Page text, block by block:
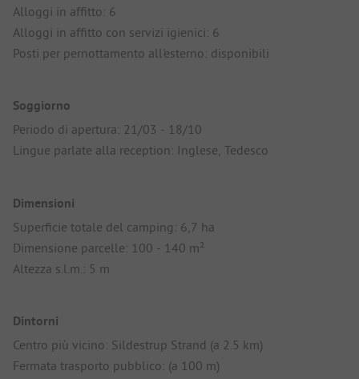
Alloggi in affitto: 6
Alloggi in affitto con servizi igienici: 6
Posti per pernottamento all'esterno: disponibili
Soggiorno
Periodo di apertura: 21/03 - 18/10
Lingue parlate alla reception: Inglese, Tedesco
Dimensioni
Superficie totale del camping: 6,7 ha
Dimensione parcelle: 100 - 140 m²
Altezza s.l.m.: 5 m
Dintorni
Centro più vicino: Sildestrup Strand (a 2.5 km)
Fermata trasporto pubblico: (a 100 m)